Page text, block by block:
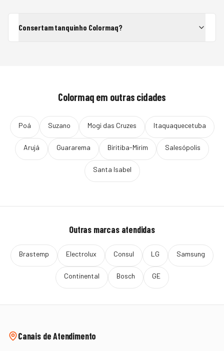
Consertam tanquinho Colormaq?
Colormaq em outras cidades
Poá Suzano Mogi das Cruzes Itaquaquecetuba
Arujá Guararema Biritiba-Mirim Salesópolis
Santa Isabel
Outras marcas atendidas
Brastemp Electrolux Consul LG Samsung
Continental Bosch GE
Canais de Atendimento